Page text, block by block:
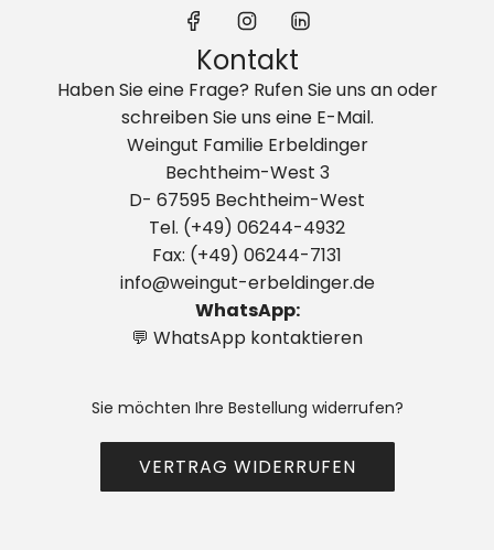
Kontakt
Haben Sie eine Frage? Rufen Sie uns an oder
schreiben Sie uns eine E-Mail.
Weingut Familie Erbeldinger
Bechtheim-West 3
D- 67595 Bechtheim-West
Tel. (+49) 06244-4932
Fax: (+49) 06244-7131
info@weingut-erbeldinger.de
WhatsApp:
💬 WhatsApp kontaktieren
Sie möchten Ihre Bestellung widerrufen?
VERTRAG WIDERRUFEN